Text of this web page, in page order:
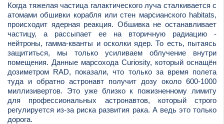
Когда тяжелая частица галактического луча сталкивается с
атомами обшивки корабля или стен марсианского habitats,
происходит ядерная реакция. Обшивка не останавливает
частицу, а рассыпает ее на вторичную радиацию -
нейтроны, гамма-кванты и осколки ядер. То есть, пытаясь
защититься, мы только усиливаем облучение внутри
помещения. Данные марсохода Curiosity, который оснащён
дозиметром RAD, показали, что только за время полета
туда и обратно астронавт получит дозу около 600-1000
миллизивертов. Это уже близко к пожизненному лимиту
для профессиональных астронавтов, который строго
регулируется из-за риска развития рака. А ведь это только
дорога.